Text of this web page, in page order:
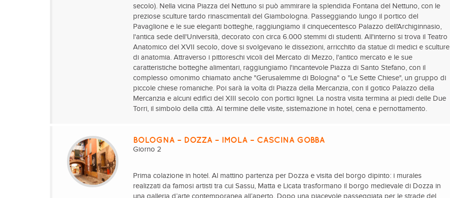
secolo). Nella vicina Piazza del Nettuno si può ammirare la splendida Fontana del Nettuno, con le
preziose sculture tardo rinascimentali del Giambologna. Passeggiando lungo il portico del
Pavaglione e le sue eleganti botteghe, raggiungiamo il cinquecentesco Palazzo dell'Archiginnasio,
l'antica sede dell'Università, decorato con circa 6.000 stemmi di studenti. All'interno si trova il Teatro
Anatomico del XVII secolo, dove si svolgevano le dissezioni, arricchito da statue di medici e sculture
di anatomia. Attraverso i pittoreschi vicoli del Mercato di Mezzo, l'antico mercato e le sue
caratteristiche botteghe alimentari, raggiungiamo l'incantevole Piazza di Santo Stefano, con il
complesso omonimo chiamato anche "Gerusalemme di Bologna" o "Le Sette Chiese", un gruppo di
piccole chiese romaniche. Poi sarà la volta di Piazza della Mercanzia, con il gotico Palazzo della
Mercanzia e alcuni edifici del XIII secolo con portici lignei. La nostra visita termina ai piedi delle Due
Torri, il simbolo della città. Al termine delle visite, sistemazione in hotel, cena e pernottamento.
BOLOGNA – DOZZA – IMOLA – CASCINA GOBBA
Giorno 2
Prima colazione in hotel. Al mattino partenza per Dozza e visita del borgo dipinto: i murales
realizzati da famosi artisti tra cui Sassu, Matta e Licata trasformano il borgo medievale di Dozza in
una galleria d’arte contemporanea all’aperto. Dopo una piacevole passeggiata per le strade del